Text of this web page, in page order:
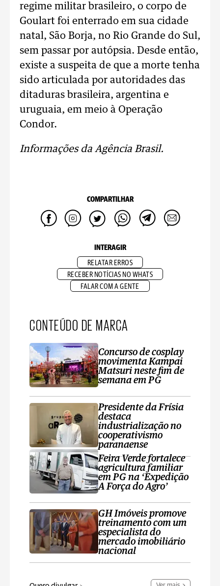
regime militar brasileiro, o corpo de
Goulart foi enterrado em sua cidade
natal, São Borja, no Rio Grande do Sul,
sem passar por autópsia. Desde então,
existe a suspeita de que a morte tenha
sido articulada por autoridades das
ditaduras brasileira, argentina e
uruguaia, em meio à Operação
Condor.
Informações da Agência Brasil.
COMPARTILHAR
INTERAGIR
RELATAR ERROS
RECEBER NOTÍCIAS NO WHATS
FALAR COM A GENTE
CONTEÚDO DE MARCA
Concurso de cosplay
movimenta Kampai
Matsuri neste fim de
semana em PG
Presidente da Frísia
destaca
industrialização no
cooperativismo
paranaense
Feira Verde fortalece
agricultura familiar
em PG na ‘Expedição
A Força do Agro’
GH Imóveis promove
treinamento com um
especialista do
mercado imobiliário
nacional